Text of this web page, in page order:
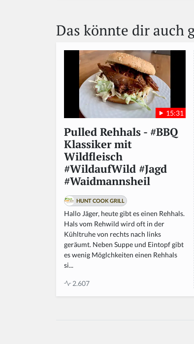
Das könnte dir auch
15:31
Pulled Rehhals - #BBQ
Klassiker mit
Wildfleisch
#WildaufWild #Jagd
#Waidmannsheil
HUNT COOK GRILL
Hallo Jäger, heute gibt es einen Rehhals.
Hals vom Rehwild wird oft in der
Kühltruhe von rechts nach links
geräumt. Neben Suppe und Eintopf gibt
es wenig Möglchkeiten einen Rehhals
si...
2.607